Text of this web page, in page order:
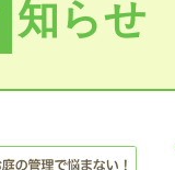
知らせ